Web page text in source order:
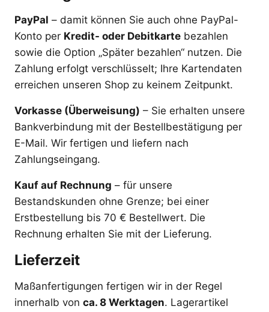
PayPal – damit können Sie auch ohne PayPal-
Konto per Kredit- oder Debitkarte bezahlen
sowie die Option „Später bezahlen“ nutzen. Die
Zahlung erfolgt verschlüsselt; Ihre Kartendaten
erreichen unseren Shop zu keinem Zeitpunkt.
Vorkasse (Überweisung) – Sie erhalten unsere
Bankverbindung mit der Bestellbestätigung per
E-Mail. Wir fertigen und liefern nach
Zahlungseingang.
Kauf auf Rechnung – für unsere
Bestandskunden ohne Grenze; bei einer
Erstbestellung bis 70 € Bestellwert. Die
Rechnung erhalten Sie mit der Lieferung.
Lieferzeit
Maßanfertigungen fertigen wir in der Regel
innerhalb von ca. 8 Werktagen. Lagerartikel